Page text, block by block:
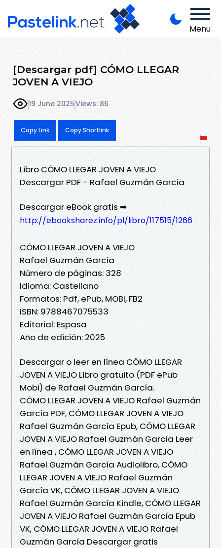
Menu
[Descargar pdf] CÓMO LLEGAR
JOVEN A VIEJO
19 June 2025Views: 86
Copy Link Copy Shortlink
Libro CÓMO LLEGAR JOVEN A VIEJO
Descargar PDF - Rafael Guzmán García
Descargar eBook gratis ➡
http://ebooksharez.info/pl/libro/117515/1266
CÓMO LLEGAR JOVEN A VIEJO
Rafael Guzmán García
Número de páginas: 328
Idioma: Castellano
Formatos: Pdf, ePub, MOBI, FB2
ISBN: 9788467075533
Editorial: Espasa
Año de edición: 2025
Descargar o leer en línea CÓMO LLEGAR
JOVEN A VIEJO Libro gratuito (PDF ePub
Mobi) de Rafael Guzmán García.
CÓMO LLEGAR JOVEN A VIEJO Rafael Guzmán
García PDF, CÓMO LLEGAR JOVEN A VIEJO
Rafael Guzmán García Epub, CÓMO LLEGAR
JOVEN A VIEJO Rafael Guzmán García Leer
en línea , CÓMO LLEGAR JOVEN A VIEJO
Rafael Guzmán García Audiolibro, CÓMO
LLEGAR JOVEN A VIEJO Rafael Guzmán
García VK, CÓMO LLEGAR JOVEN A VIEJO
Rafael Guzmán García Kindle, CÓMO LLEGAR
JOVEN A VIEJO Rafael Guzmán García Epub
VK, CÓMO LLEGAR JOVEN A VIEJO Rafael
Guzmán García Descargar gratis